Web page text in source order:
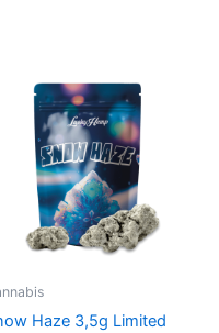
Haze 3,5g Limited